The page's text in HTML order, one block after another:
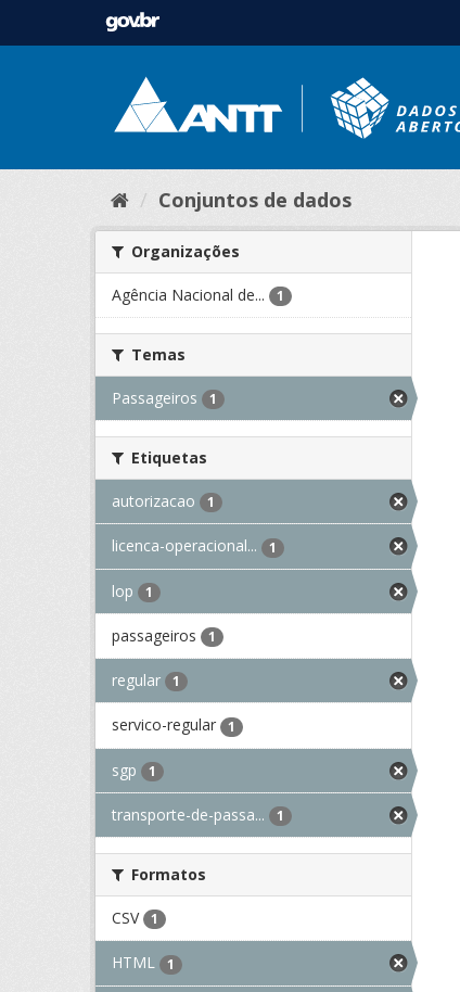
Conjuntos de dados
Organizações
Agência Nacional de... 1
Temas
Passageiros 1
Etiquetas
autorizacao 1
licenca-operacional... 1
lop 1
passageiros 1
regular 1
servico-regular 1
sgp 1
transporte-de-passa... 1
Formatos
CSV 1
HTML 1